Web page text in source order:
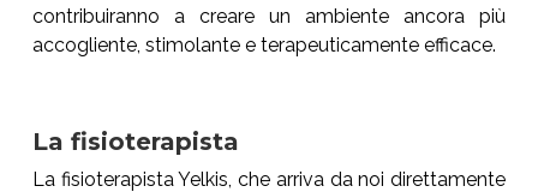
contribuiranno a creare un ambiente ancora più
accogliente, stimolante e terapeuticamente efficace.
La fisioterapista
La fisioterapista Yelkis, che arriva da noi direttamente